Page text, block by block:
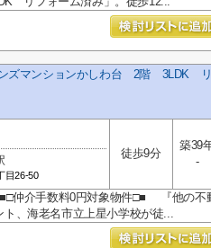
ズマンションかしわ台 2階 3LDK リ
目26-50
徒歩9分
築39
-
仲介手数料0円対象物件□■ 『他の不
、海老名市立上星小学校が徒...